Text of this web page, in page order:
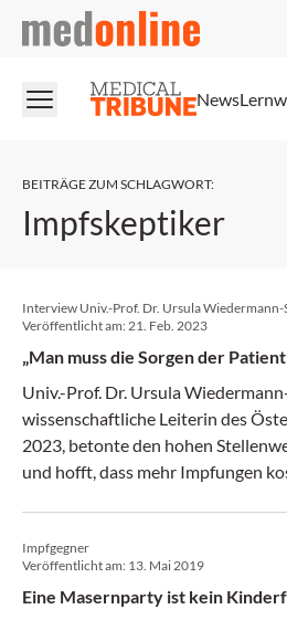
medonline
News
BEITRÄGE ZUM SCHLAGWORT:
Impfskeptiker
Interview Univ.-Prof. Dr. Ursula
Veröffentlicht am:21. Feb. 2023
„Man muss die Sorgen der
Univ.-Prof. Dr. Ursula
wissenschaftliche Leiterin des
2023, betonte den hohen
und hofft, dass mehr Impfungen
Impfgegner
Veröffentlicht am: 13. Mai 2019
Eine Masernparty ist kein